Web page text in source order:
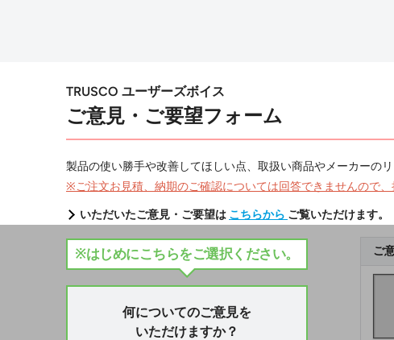
TRUSCO ユーザーズボイス
ご意見・ご要望フォーム
製品の使い勝手や改善してほしい点、取扱い商品やメーカーの
※ご注文お見積、納期のご確認については回答できませんので、
いただいたご意見・ご要望は こちらから ご覧いただけます。
※はじめにこちらをご選択ください。
何についてのご意見を
いただけますか？
ご